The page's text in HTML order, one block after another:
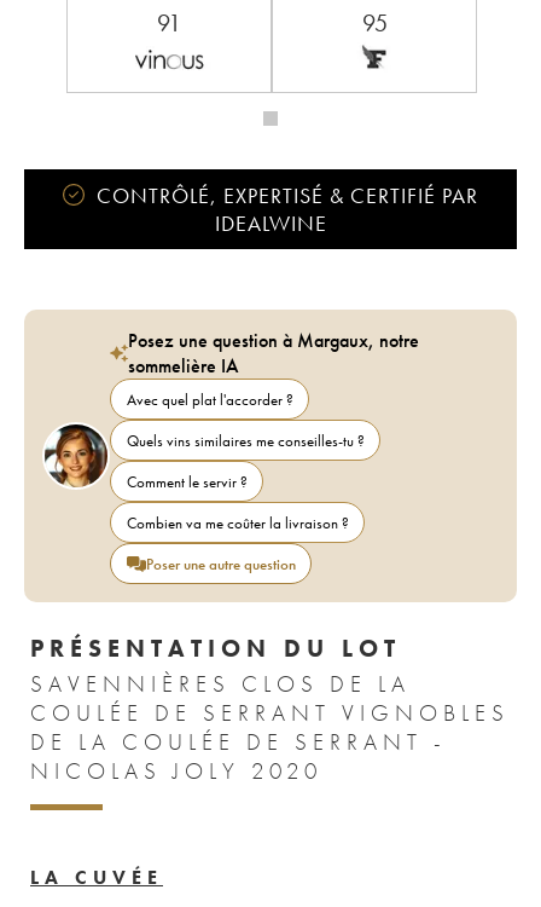
91 95
CONTRÔLÉ, EXPERTISÉ & CERTIFIÉ PAR
IDEALWINE
Posez une question à Margaux, notre
sommelière IA
Avec quel plat l'accorder ?
Quels vins similaires me conseilles-tu ?
Comment le servir ?
Combien va me coûter la livraison ?
Poser une autre question
PRÉSENTATION DU LOT
SAVENNIÈRES CLOS DE LA
COULÉE DE SERRANT VIGNOBLES
DE LA COULÉE DE SERRANT -
NICOLAS JOLY 2020
LA CUVÉE